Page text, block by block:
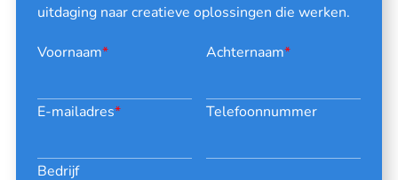
uitdaging naar creatieve oplossingen die werken.
Voornaam* Achternaam*
E-mailadres* Telefoonnummer
Bedrijf